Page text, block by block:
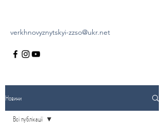
verkhnovyznytskyi-zzso@ukr.net
Новини
Всі публікації